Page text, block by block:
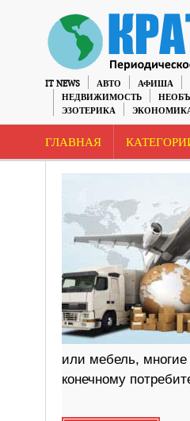
IT NEWS АВТО АФИША
НЕДВИЖИМОСТЬ
ЭЗОТЕРИКА
ГЛАВНАЯ
или мебель, многие
конечному